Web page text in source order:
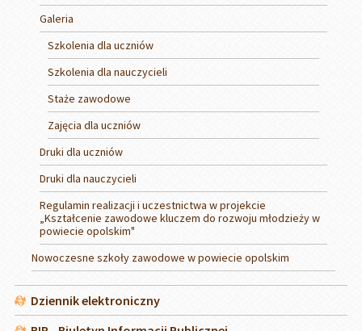
Galeria
Szkolenia dla uczniów
Szkolenia dla nauczycieli
Staże zawodowe
Zajęcia dla uczniów
Druki dla uczniów
Druki dla nauczycieli
Regulamin realizacji i uczestnictwa w projekcie
„Kształcenie zawodowe kluczem do rozwoju młodzieży w
powiecie opolskim"
Nowoczesne szkoły zawodowe w powiecie opolskim
Dziennik elektroniczny